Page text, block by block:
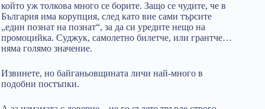
който уж толкова много се борите. Защо се чудите, че в
България има корупция, след като вие сами търсите
„един познат на познат“, за да си уредите нещо на
промоцийка. Суджук, самолетно билетче, или грантче…
няма голямо значение.
Извинете, но байганьовщината личи най-много в
подобни постъпки.